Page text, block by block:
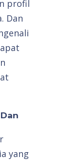
profil
Dan
yang